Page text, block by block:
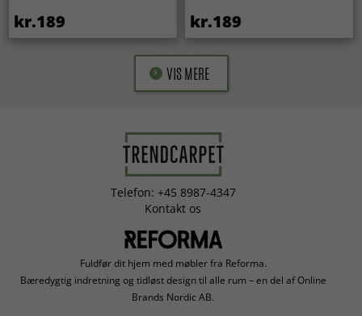
kr.189 kr.189
VIS MERE
Telefon: +45 8987-4347
Kontakt os
Fuldfør dit hjem med møbler fra Reforma.
Bæredygtig indretning og tidløst design til alle rum – en del af Online
Brands Nordic AB.